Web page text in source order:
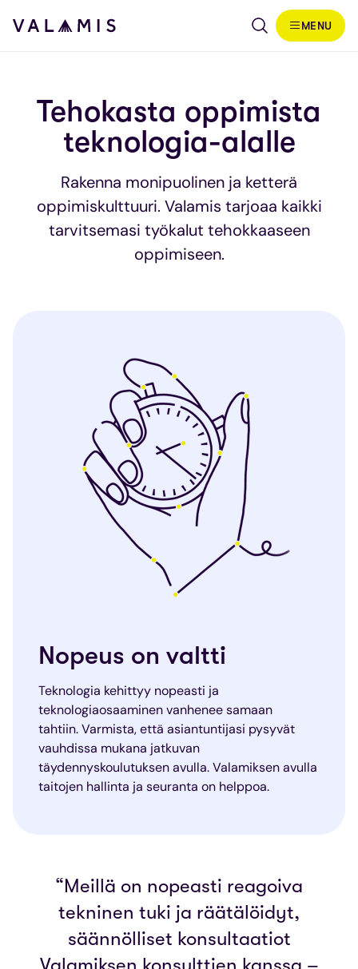
Siirry sisältöön
Valamis
MENU
Tehokasta oppimista
teknologia-alalle
Rakenna monipuolinen ja ketterä
oppimiskulttuuri. Valamis tarjoaa kaikki
tarvitsemasi työkalut tehokkaaseen
oppimiseen.
Nopeus on valtti
Teknologia kehittyy nopeasti ja
teknologiaosaaminen vanhenee samaan
tahtiin. Varmista, että asiantuntijasi pysyvät
vauhdissa mukana jatkuvan
täydennyskoulutuksen avulla. Valamiksen avulla
taitojen hallinta ja seuranta on helppoa.
“Meillä on nopeasti reagoiva
tekninen tuki ja räätälöidyt,
säännölliset konsultaatiot